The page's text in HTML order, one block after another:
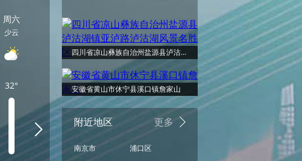
四川省凉山彝族自治州盐源县泸沽湖镇亚泸路泸沽湖风景名胜区
安徽省黄山市休宁县溪口镇詹家山
附近地区 更多
南京市
浦口区
周六
少云
32°
周日